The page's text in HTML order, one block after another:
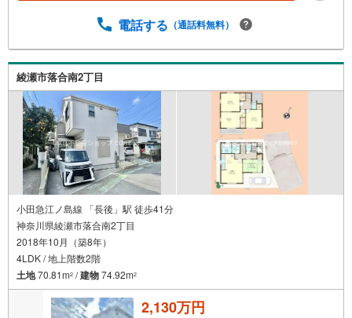
電話する （通話料無料）
綾瀬市落合南2丁目
小田急江ノ島線 「長後」駅 徒歩41分
神奈川県綾瀬市落合南2丁目
2018年10月（築8年）
4LDK / 地上階数2階
土地70.81m2 /建物74.92m2
2,130万円